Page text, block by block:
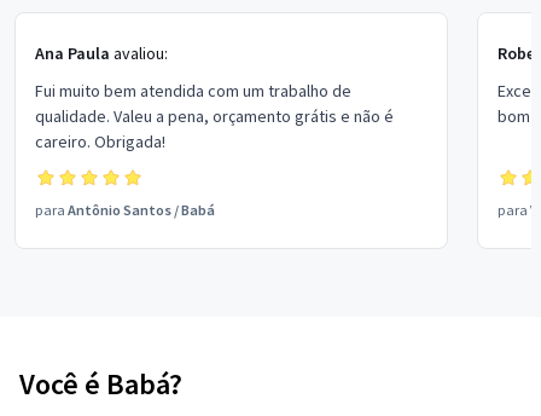
Ana Paula avaliou:
Fui muito bem atendida com um trabalho de
qualidade. Valeu a pena, orçamento grátis e não é
careiro. Obrigada!
para Antônio Santos /Babá
bom
para
Você é Babá?